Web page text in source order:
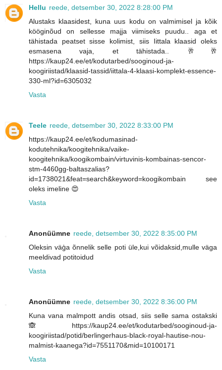
Hellu reede, detsember 30, 2022 8:28:00 PM
Alustaks klaasidest, kuna uus kodu on valmimisel ja kõik
kööginõud on sellesse majja viimiseks puudu.. aga et
tähistada peatset sisse kolimist, siis Iittala klaasid oleks
esmasena vaja, et tähistada.. 🥂🥂
https://kaup24.ee/et/kodutarbed/sooginoud-ja-
koogiriistad/klaasid-tassid/iittala-4-klaasi-komplekt-essence-
330-ml?id=6305032
Vasta
Teele reede, detsember 30, 2022 8:33:00 PM
https://kaup24.ee/et/kodumasinad-
kodutehnika/koogitehnika/vaike-
koogitehnika/koogikombain/virtuvinis-kombainas-sencor-
stm-4460gg-baltaszalias?
id=1738021&feat=search&keyword=koogikombain see
oleks imeline 😍
Vasta
Anonüümne reede, detsember 30, 2022 8:35:00 PM
Oleksin väģa õnnelik selle poti üle,kui võidaksid,mulle väga
meeldivad potitoidud
Vasta
Anonüümne reede, detsember 30, 2022 8:36:00 PM
Kuna vana malmpott andis otsad, siis selle sama ostakski
🙈 https://kaup24.ee/et/kodutarbed/sooginoud-ja-
koogiriistad/potid/berlingerhaus-black-royal-hautise-nou-
malmist-kaanega?id=7551170&mid=10100171
Vasta